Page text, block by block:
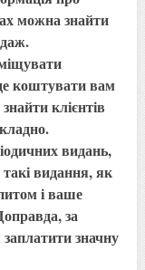
можна знайти
коштувати вам
клієнтів
видань,
видання, як
і ваше
за
значну